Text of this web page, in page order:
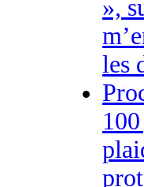
»,
les